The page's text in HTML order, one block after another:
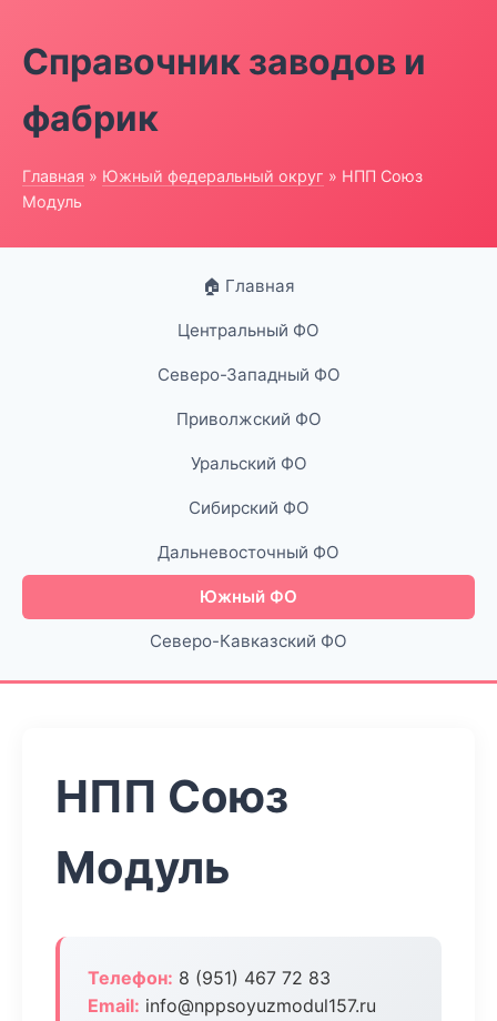
Справочник заводов и
фабрик
Главная » Южный федеральный округ » НПП Союз
Модуль
🏠 Главная
Центральный ФО
Северо-Западный ФО
Приволжский ФО
Уральский ФО
Сибирский ФО
Дальневосточный ФО
Южный ФО
Северо-Кавказский ФО
НПП Союз
Модуль
Телефон: 8 (951) 467 72 83
Email: info@nppsoyuzmodul157.ru